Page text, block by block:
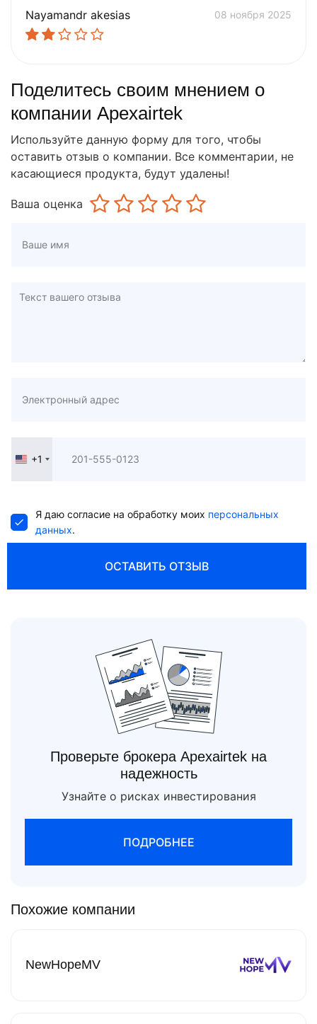
Nayamandr akesias
08 ноября 2025
Поделитесь своим мнением о
компании Apexairtek
Используйте данную форму для того, чтобы
оставить отзыв о компании. Все комментарии, не
касающиеся продукта, будут удалены!
Ваша оценка
United
+1
Я даю согласие на обработку моих персональных
данных.
ОСТАВИТЬ ОТЗЫВ
Проверьте брокера Apexairtek на
надежность
Узнайте о рисках инвестирования
ПОДРОБНЕЕ
Похожие компании
NewHopeMV